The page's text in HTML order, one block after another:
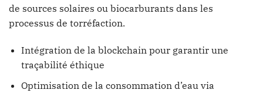
de sources solaires ou biocarburants dans les
processus de torréfaction.
Intégration de la blockchain pour garantir une
traçabilité éthique
Optimisation de la consommation d’eau via